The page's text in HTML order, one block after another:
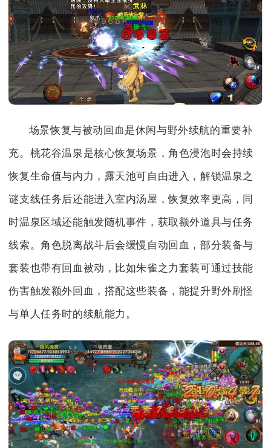
场景恢复与被动回血是休闲与野外续航的重要补
充。桃花谷温泉是核心恢复场景，角色浸泡时会持续
恢复生命值与内力，露天池可自由进入，解锁温泉之
谜支线任务后还能进入室内汤屋，恢复效率更高，同
时温泉区域还能触发随机事件，获取额外道具与任务
线索。角色脱离战斗后会缓慢自动回血，部分装备与
套装也带有回血被动，比如朱雀之力套装可通过技能
伤害触发额外回血，搭配这些装备，能提升野外刷怪
与单人任务时的续航能力。